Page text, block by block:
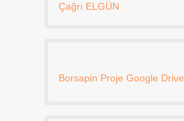
Çağrı ELGÜN
Borsapin Proje Google Drive